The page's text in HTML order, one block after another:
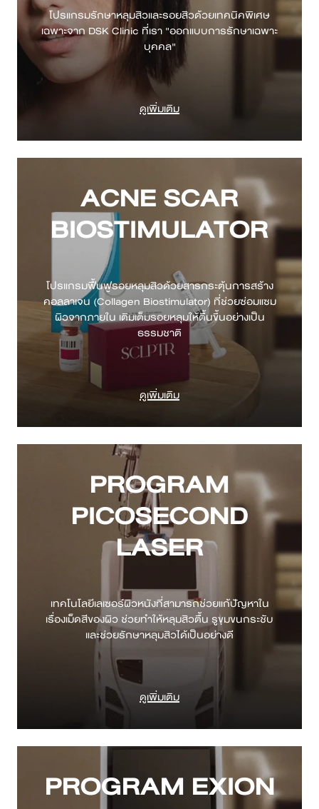
โปรแกรมรักษาหลุมสิวและรอยสิวด้วยเทคนิคพิเศษ
เฉพาะจาก DSK Clinic ที่เรา "ออกแบบการรักษาเฉพาะ
ดูเพิ่มเติม
ACNE SCAR
BIOSTIMULATOR
โปรแกรมฟื้นฟูรอยหลุมสิวด้วยสารกระตุ้นการสร้าง
คอลลาเจน (Collagen Biostimulator) ที่ช่วยซ่อมแซม
ผิวจากภายใน เติมเต็มรอยหลุมให้ตื้นขึ้นอย่างเป็น
ดูเพิ่มเติม
PROGRAM
PICOSECOND
LASER
เทคโนโลยีเลเซอร์ผิวหนังที่สามารถช่วยแก้ปัญหาใน
เรื่องเม็ดสีของผิว ช่วยทำให้หลุมสิวตื้น รูขุมขนกระชับ
ดูเพิ่มเติม
PROGRAM EXION